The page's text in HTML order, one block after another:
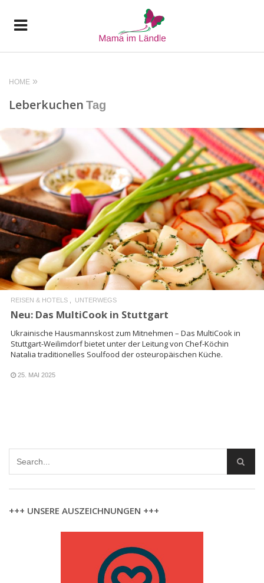
HOME
Leberkuchen Tag
READ MORE
REISEN & HOTELS UNTERWEGS
Neu: Das MultiCook in Stuttgart
Ukrainische Hausmannskost zum Mitnehmen – Das MultiCook in
Stuttgart-Weilimdorf bietet unter der Leitung von Chef-Köchin
Natalia traditionelles Soulfood der osteuropäischen Küche.
25. MAI 2025
+++ UNSERE AUSZEICHNUNGEN +++